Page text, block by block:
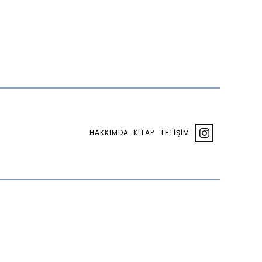
HAKKIMDA KİTAP İLETİŞİM